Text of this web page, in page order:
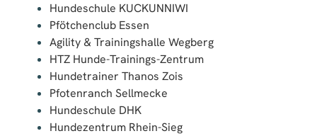
Hundeschule KUCKUNNIWI
Pfötchenclub Essen
Agility & Trainingshalle Wegberg
HTZ Hunde-Trainings-Zentrum
Hundetrainer Thanos Zois
Pfotenranch Sellmecke
Hundeschule DHK
Hundezentrum Rhein-Sieg